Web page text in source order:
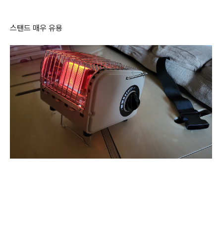
스탠드 매우 유용